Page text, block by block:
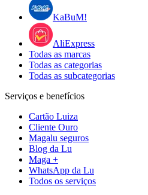
KaBuM!
AliExpress
Todas as marcas
Todas as categorias
Todas as subcategorias
Serviços e benefícios
Cartão Luiza
Cliente Ouro
Magalu seguros
Blog da Lu
Maga +
WhatsApp da Lu
Todos os serviços